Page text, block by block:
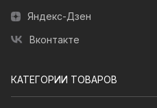
Яндекс-Дзен
Вконтакте
КАТЕГОРИИ ТОВАРОВ